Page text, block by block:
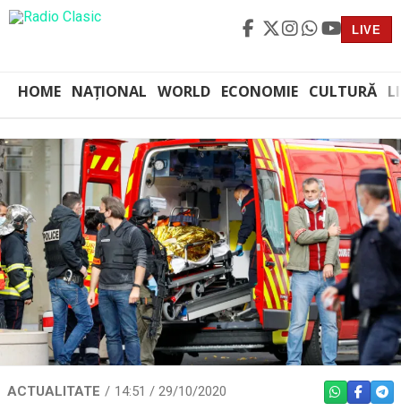
LIVE
HOME NAȚIONAL WORLD ECONOMIE CULTURĂ
ACTUALITATE 14:51 / 29/10/2020 WHATSAPP